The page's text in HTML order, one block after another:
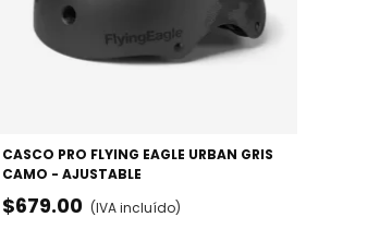
CASCO PRO FLYING EAGLE URBAN GRIS
CAMO - AJUSTABLE
$679.00 (IVA incluído)